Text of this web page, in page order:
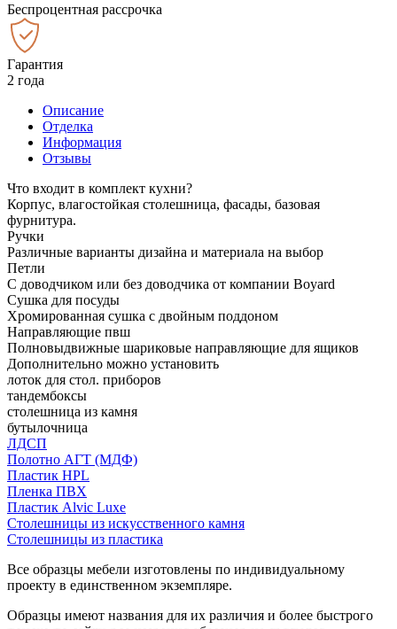
Беспроцентная рассрочка
Гарантия
2 года
Описание
Отделка
Информация
Отзывы
Что входит в комплект кухни?
Корпус, влагостойкая столешница, фасады, базовая
фурнитура.
Ручки
Различные варианты дизайна и материала на выбор
Петли
С доводчиком или без доводчика от компании Boyard
Сушка для посуды
Хромированная сушка с двойным поддоном
Направляющие пвш
Полновыдвижные шариковые направляющие для ящиков
Дополнительно можно установить
лоток для стол. приборов
тандембоксы
столешница из камня
бутылочница
ЛДСП
Полотно АГТ (МДФ)
Пластик HPL
Пленка ПВХ
Пластик Alvic Luxe
Столешницы из искусственного камня
Столешницы из пластика
Все образцы мебели изготовлены по индивидуальному
проекту в единственном экземпляре.
Образцы имеют названия для их различия и более быстрого